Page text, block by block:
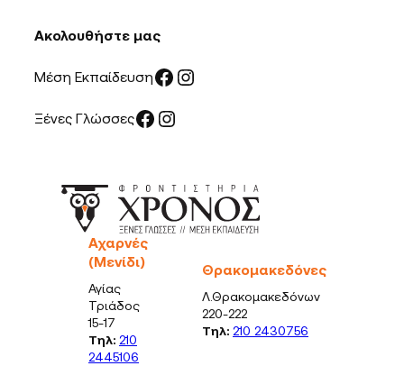
Ακολουθήστε μας
Μέση ΕκπαίδευσηFacebook Instagram
Ξένες ΓλώσσεςFacebook Instagram
Αχαρνές
(Μενίδι)
Αγίας
Τριάδος
15-17
Τηλ: 210
2445106
Θρακομακεδόνες
Λ.Θρακομακεδόνων
220-222
Τηλ: 210 2430756